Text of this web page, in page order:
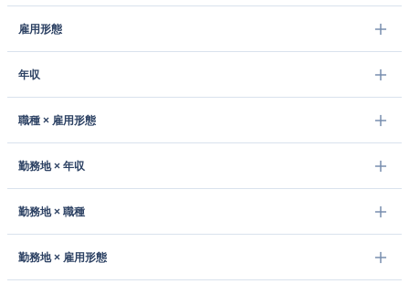
雇用形態
年収
職種 × 雇用形態
勤務地 × 年収
勤務地 × 職種
勤務地 × 雇用形態